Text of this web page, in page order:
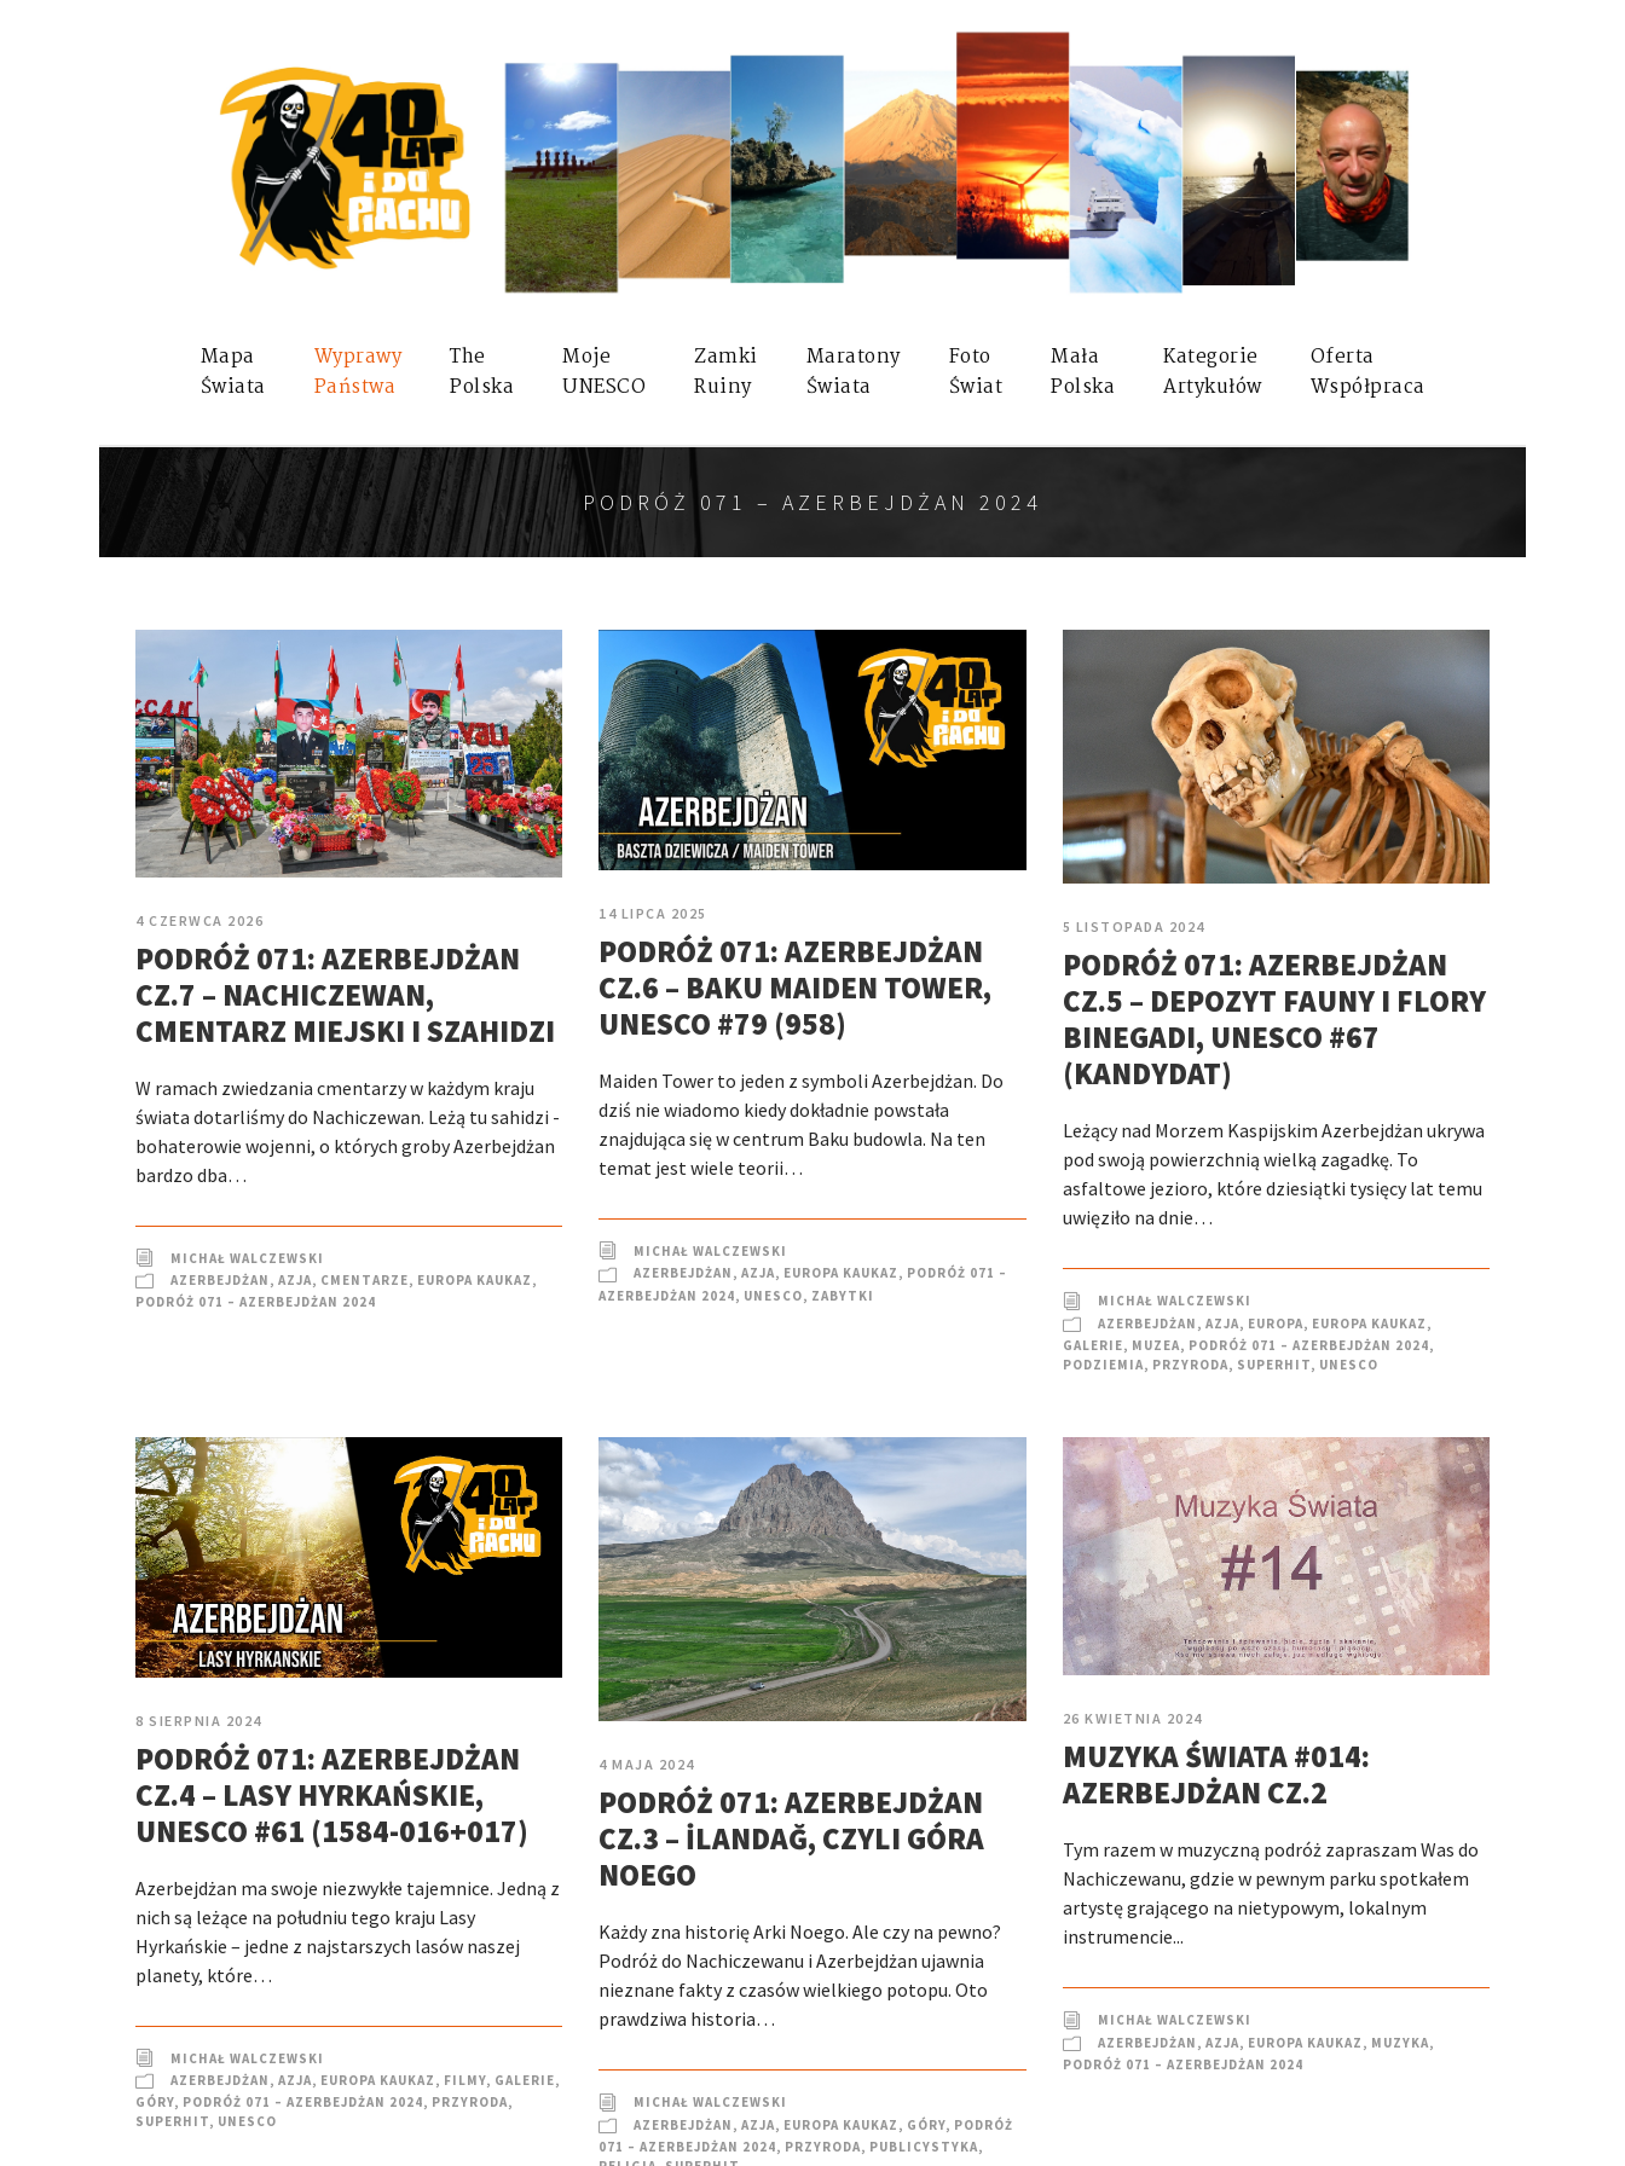
Mapa
Świata
Wyprawy
Państwa
The
Polska
Moje
UNESCO
Zamki
Ruiny
Maratony
Świata
Foto
Świat
Mała
Polska
Kategorie
Artykułów
Oferta
Współpraca
PODRÓŻ 071 – AZERBEJDŻAN 2024
4 CZERWCA 2026
PODRÓŻ 071: AZERBEJDŻAN
CZ.7 – NACHICZEWAN,
CMENTARZ MIEJSKI I SZAHIDZI
W ramach zwiedzania cmentarzy w każdym kraju
świata dotarliśmy do Nachiczewan. Leżą tu sahidzi -
bohaterowie wojenni, o których groby Azerbejdżan
bardzo dba…
MICHAŁ WALCZEWSKI
AZERBEJDŻAN , AZJA, CMENTARZE, EUROPA KAUKAZ ,
PODRÓŻ 071 – AZERBEJDŻAN 2024
14 LIPCA 2025
PODRÓŻ 071: AZERBEJDŻAN
CZ.6 – BAKU MAIDEN TOWER,
UNESCO #79 (958)
Maiden Tower to jeden z symboli Azerbejdżan. Do
dziś nie wiadomo kiedy dokładnie powstała
znajdująca się w centrum Baku budowla. Na ten
temat jest wiele teorii…
MICHAŁ WALCZEWSKI
AZERBEJDŻAN , AZJA, EUROPA KAUKAZ , PODRÓŻ 071 –
AZERBEJDŻAN 2024, UNESCO, ZABYTKI
5 LISTOPADA 2024
PODRÓŻ 071: AZERBEJDŻAN
CZ.5 – DEPOZYT FAUNY I FLORY
BINEGADI, UNESCO #67
(KANDYDAT)
Leżący nad Morzem Kaspijskim Azerbejdżan ukrywa
pod swoją powierzchnią wielką zagadkę. To
asfaltowe jezioro, które dziesiątki tysięcy lat temu
uwięziło na dnie…
MICHAŁ WALCZEWSKI
AZERBEJDŻAN , AZJA, EUROPA, EUROPA KAUKAZ ,
GALERIE, MUZEA, PODRÓŻ 071 – AZERBEJDŻAN 2024,
PODZIEMIA, PRZYRODA, SUPERHIT, UNESCO
8 SIERPNIA 2024
PODRÓŻ 071: AZERBEJDŻAN
CZ.4 – LASY HYRKAŃSKIE,
UNESCO #61 (1584-016+017)
Azerbejdżan ma swoje niezwykłe tajemnice. Jedną z
nich są leżące na południu tego kraju Lasy
Hyrkańskie – jedne z najstarszych lasów naszej
planety, które…
MICHAŁ WALCZEWSKI
AZERBEJDŻAN , AZJA, EUROPA KAUKAZ , FILMY, GALERIE,
GÓRY, PODRÓŻ 071 – AZERBEJDŻAN 2024, PRZYRODA,
SUPERHIT, UNESCO
4 MAJA 2024
PODRÓŻ 071: AZERBEJDŻAN
CZ.3 – İLANDAĞ, CZYLI GÓRA
NOEGO
Każdy zna historię Arki Noego. Ale czy na pewno?
Podróż do Nachiczewanu i Azerbejdżan ujawnia
nieznane fakty z czasów wielkiego potopu. Oto
prawdziwa historia…
MICHAŁ WALCZEWSKI
AZERBEJDŻAN , AZJA, EUROPA KAUKAZ , GÓRY, PODRÓŻ
071 – AZERBEJDŻAN 2024, PRZYRODA, PUBLICYSTYKA,
26 KWIETNIA 2024
MUZYKA ŚWIATA #014:
AZERBEJDŻAN CZ.2
Tym razem w muzyczną podróż zapraszam Was do
Nachiczewanu, gdzie w pewnym parku spotkałem
artystę grającego na nietypowym, lokalnym
instrumencie...
MICHAŁ WALCZEWSKI
AZERBEJDŻAN , AZJA, EUROPA KAUKAZ , MUZYKA,
PODRÓŻ 071 – AZERBEJDŻAN 2024